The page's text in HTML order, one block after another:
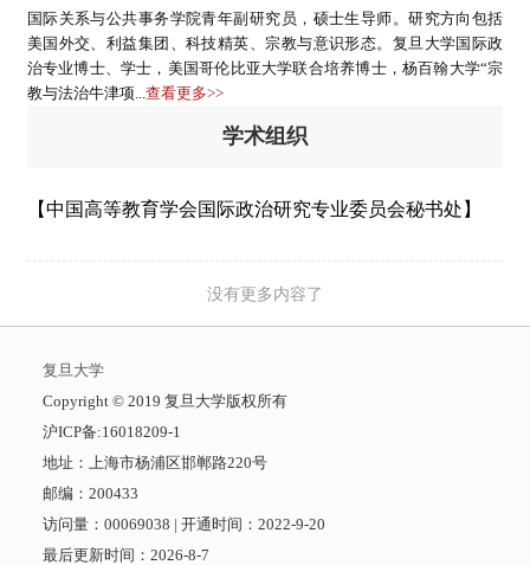
国际关系与公共事务学院青年副研究员，硕士生导师。研究方向包括
美国外交、利益集团、科技精英、宗教与意识形态。复旦大学国际政
治专业博士、学士，美国哥伦比亚大学联合培养博士，杨百翰大学“宗
教与法治牛津项... 查看更多>>
学术组织
【中国高等教育学会国际政治研究专业委员会秘书处】
没有更多内容了
复旦大学
​Copyright © 2019 复旦大学版权所有
沪ICP备:16018209-1
地址：上海市杨浦区邯郸路220号
邮编：200433
访问量： 00069038 | 开通时间： 2022-9-20
最后更新时间： 2026-8-7